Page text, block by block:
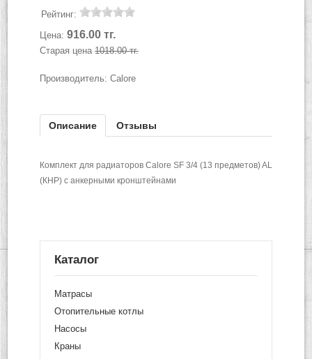
Рейтинг:
Цена: 916.00 тг.
Старая цена 1018.00 тг.
Производитель: Calore
Описание Отзывы
Комплект для радиаторов Calore SF 3/4 (13 предметов) AL
(КНР) с анкерными кронштейнами
Каталог
Матрасы
Отопительные котлы
Насосы
Краны